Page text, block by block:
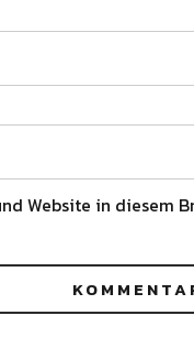
Website in diesem